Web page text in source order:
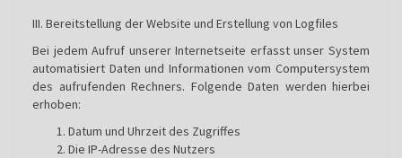
III. Bereitstellung der Website und Erstellung von Logfiles
Bei jedem Aufruf unserer Internetseite erfasst unser System
automatisiert Daten und Informationen vom Computersystem
des aufrufenden Rechners. Folgende Daten werden hierbei
erhoben:
Datum und Uhrzeit des Zugriffes
Die IP-Adresse des Nutzers